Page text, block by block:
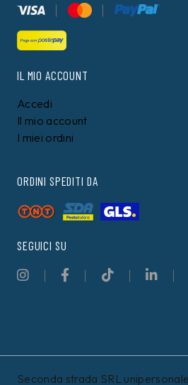
IL MIO ACCOUNT
Accedi
Il mio account
I miei ordini
ORDINI SPEDITI DA
SEGUICI SU
Seconda strada SRL